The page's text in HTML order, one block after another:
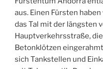
aus. Einen Fürsten
das Tal mit der längsten
Hauptverkehrsstraße,
Betonklötzen
sich Tankstellen und